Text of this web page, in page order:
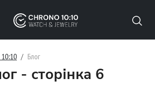
10:10 Блог
- сторінка 6